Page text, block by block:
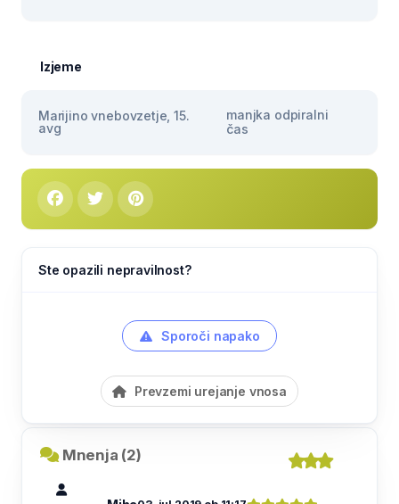
Izjeme
Marijino vnebovzetje, 15.
avg
manjka odpiralni
čas
Ste opazili nepravilnost?
Sporoči napako
Prevzemi urejanje vnosa
Mnenja (2)